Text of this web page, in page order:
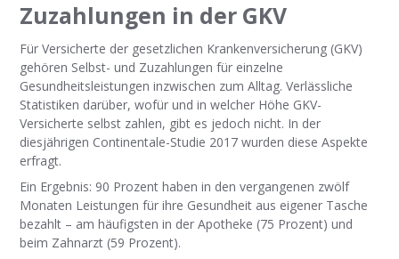
Zuzahlungen in der GKV
Für Versicherte der gesetzlichen Krankenversicherung (GKV)
gehören Selbst- und Zuzahlungen für einzelne
Gesundheitsleistungen inzwischen zum Alltag. Verlässliche
Statistiken darüber, wofür und in welcher Höhe GKV-
Versicherte selbst zahlen, gibt es jedoch nicht. In der
diesjährigen Continentale-Studie 2017 wurden diese Aspekte
erfragt.
Ein Ergebnis: 90 Prozent haben in den vergangenen zwölf
Monaten Leistungen für ihre Gesundheit aus eigener Tasche
bezahlt – am häufigsten in der Apotheke (75 Prozent) und
beim Zahnarzt (59 Prozent).